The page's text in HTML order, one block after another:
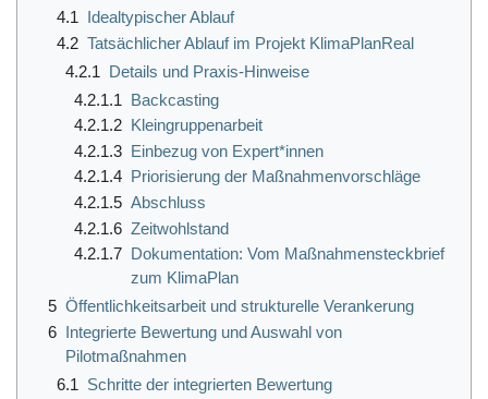
4.1 Idealtypischer Ablauf
4.2 Tatsächlicher Ablauf im Projekt KlimaPlanReal
4.2.1 Details und Praxis-Hinweise
4.2.1.1 Backcasting
4.2.1.2 Kleingruppenarbeit
4.2.1.3 Einbezug von Expert*innen
4.2.1.4 Priorisierung der Maßnahmenvorschläge
4.2.1.5 Abschluss
4.2.1.6 Zeitwohlstand
4.2.1.7 Dokumentation: Vom Maßnahmensteckbrief
zum KlimaPlan
5 Öffentlichkeitsarbeit und strukturelle Verankerung
6 Integrierte Bewertung und Auswahl von
Pilotmaßnahmen
6.1 Schritte der integrierten Bewertung